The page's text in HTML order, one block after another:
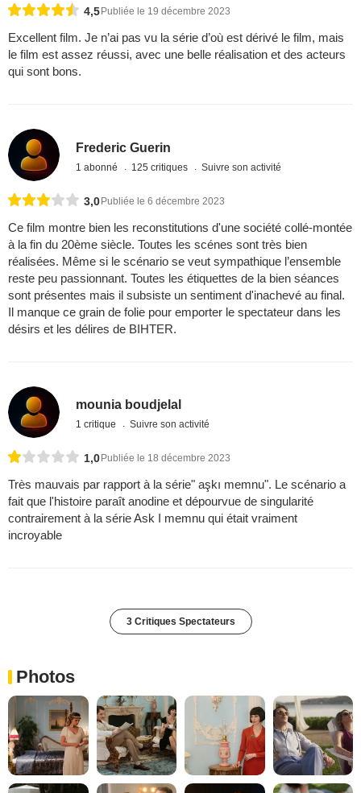
4,5 Publiée le 19 décembre 2023
Excellent film. Je n’ai pas vu la série d’où est dérivé le film, mais
le film est assez réussi, avec une belle réalisation et des acteurs
qui sont bons.
Frederic Guerin
1 abonné 125 critiques Suivre son activité
3,0Publiée le 6 décembre 2023
Ce film montre bien les reconstitutions d'une société collé-montée
à la fin du 20ème siècle. Toutes les scénes sont très bien
réalisées. Même si le scénario se veut sympathique l’ensemble
reste peu passionnant. Toutes les étiquettes de la bien séances
sont présentes mais il subsiste un sentiment d'inachevé au final.
Il manque ce grain de folie pour emporter le spectateur dans les
désirs et les délires de BIHTER.
mounia boudjelal
1 critique Suivre son activité
1,0Publiée le 18 décembre 2023
Très mauvais par rapport à la série" aşkı memnu". Le scénario a
fait que l'histoire paraît anodine et dépourvue de singularité
contrairement à la série Ask I memnu qui était vraiment
incroyable
3 Critiques Spectateurs
Photos